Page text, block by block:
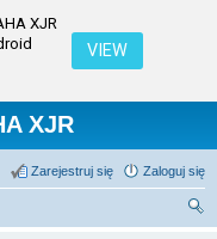
XJR
VIEW
XJR
Zaloguj się
Zarejestruj się